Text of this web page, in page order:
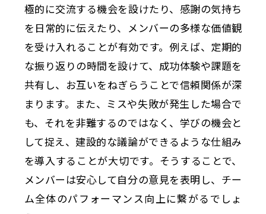
極的に交流する機会を設けたり、感謝の気持ち
を日常的に伝えたり、メンバーの多様な価値観
を受け入れることが有効です。例えば、定期的
な振り返りの時間を設けて、成功体験や課題を
共有し、お互いをねぎらうことで信頼関係が深
まります。また、ミスや失敗が発生した場合で
も、それを非難するのではなく、学びの機会と
して捉え、建設的な議論ができるような仕組み
を導入することが大切です。そうすることで、
メンバーは安心して自分の意見を表明し、チー
ム全体のパフォーマンス向上に繋がるでしょ